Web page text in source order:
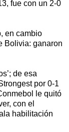
fue con un 2-0
en cambio
Bolivia: ganaron
de esa
por 0-1
le quitó
con el
habilitación